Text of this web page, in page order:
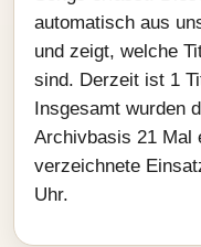
automatisch aus
und zeigt, welche
sind. Derzeit ist 1
Insgesamt wurden
Archivbasis 21 Mal
verzeichnete
Uhr.